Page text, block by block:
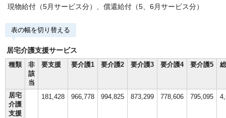
現物給付（5月サービス分）、償還給付（5、6月サービス分）
表の幅を切り替える
居宅介護支援サービス
種類
非
該
当
要支援 要介護1 要介護2 要介護3 要介護4 要介護5
居宅
介護
支援
181,428 966,778 994,825 873,299 778,606 795,095